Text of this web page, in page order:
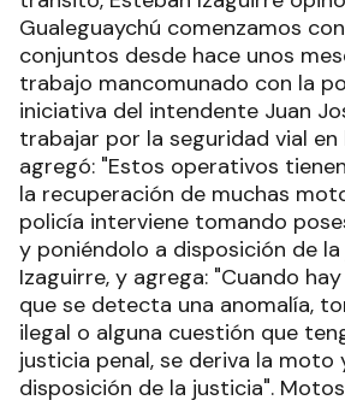
Gualeguaychú comenzamos
conjuntos desde hace unos
trabajo mancomunado con la
iniciativa del intendente Juan
trabajar por la seguridad vial
agregó: "Estos operativos
la recuperación de muchas
policía interviene tomando
y poniéndolo a disposición de
Izaguirre, y agrega: "Cuando
que se detecta una anomalía,
ilegal o alguna cuestión que
justicia penal, se deriva la moto
disposición de la justicia".